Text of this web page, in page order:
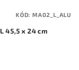
45,5 x 24 cm
KÓD: MA02_L_ALU